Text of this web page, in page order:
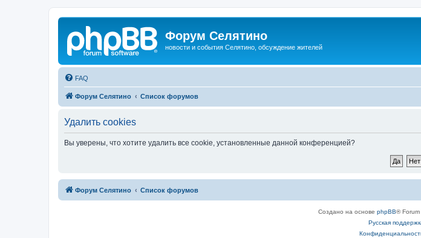
Форум Селятино
новости и события Селятино, обсуждение жителей
FAQ
Форум Селятино Список форумов
Удалить cookies
Вы уверены, что хотите удалить все cookie, установленные данной конференцией?
Форум Селятино Список форумов
Создано на основе phpBB®
Русская